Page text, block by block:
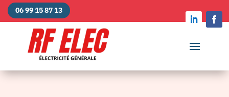
06 99 15 87 13